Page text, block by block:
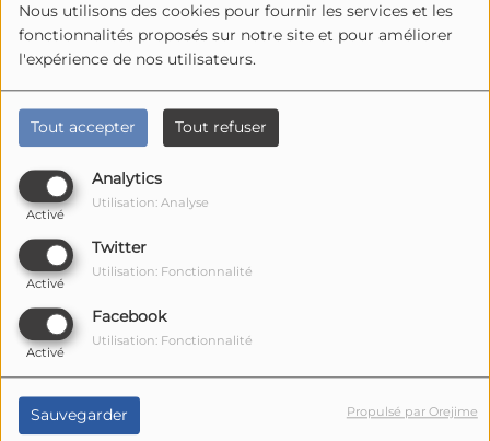
Nous utilisons des cookies pour fournir les services et les
fonctionnalités proposés sur notre site et pour améliorer
l'expérience de nos utilisateurs.
Tout accepter Tout refuser
Analytics
Activé
Utilisation: Analyse
Twitter
Activé
Utilisation: Fonctionnalité
Facebook
Activé
Utilisation: Fonctionnalité
Sauvegarder Propulsé par Orejime
Commentaires(0)